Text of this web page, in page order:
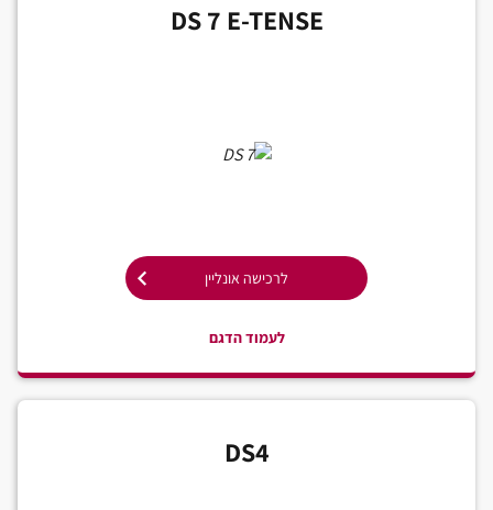
DS 7 E-TENSE
לרכישה אונליין
לעמוד הדגם
DS4